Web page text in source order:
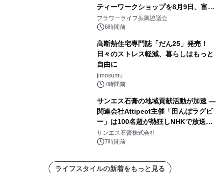
ティーワークショップを8月9日、富
山・射水で開催
フラワーライフ振興協議会
6時間前
高断熱住宅専門誌「だん25」発売！
日々のストレス軽減、暮らしはもっと
自由に
jimosumu
7時間前
サンエス石膏の地域貢献活動が加速 ―
関連会社Attipect主催「田んぼラグビ
ー」は100名超が熱狂しNHKで放送さ
れました。
サンエス石膏株式会社
7時間前
ライフスタイルの新着をもっと見る